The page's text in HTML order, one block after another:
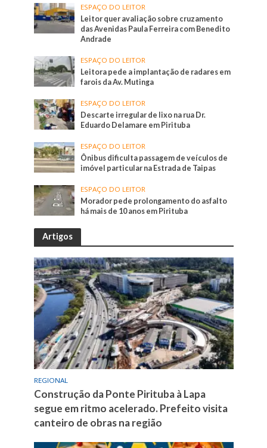
ESPAÇO DO LEITOR
Leitor quer avaliação sobre cruzamento
das Avenidas Paula Ferreira com Benedito
Andrade
ESPAÇO DO LEITOR
Leitora pede a implantação de radares em
farois da Av. Mutinga
ESPAÇO DO LEITOR
Descarte irregular de lixo na rua Dr.
Eduardo Delamare em Pirituba
ESPAÇO DO LEITOR
Ônibus dificulta passagem de veículos de
imóvel particular na Estrada de Taipas
ESPAÇO DO LEITOR
Morador pede prolongamento do asfalto
há mais de 10 anos em Pirituba
Artigos
REGIONAL
Construção da Ponte Pirituba à Lapa
segue em ritmo acelerado. Prefeito visita
canteiro de obras na região